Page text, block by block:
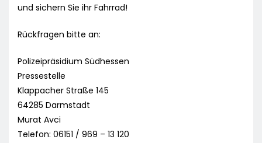
und sichern Sie ihr Fahrrad!
Rückfragen bitte an:
Polizeipräsidium Südhessen
Pressestelle
Klappacher Straße 145
64285 Darmstadt
Murat Avci
Telefon: 06151 / 969 – 13 120